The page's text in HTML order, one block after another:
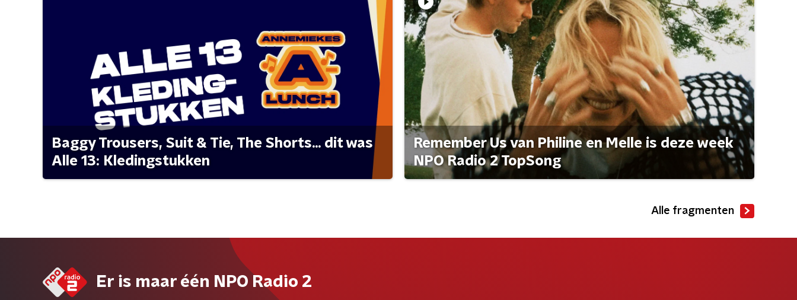
Baggy Trousers, Suit & Tie, The Shorts... dit was
Alle 13: Kledingstukken
Remember Us van Philine en Melle is deze week
NPO Radio 2 TopSong
Alle fragmenten
Er is maar één NPO Radio 2